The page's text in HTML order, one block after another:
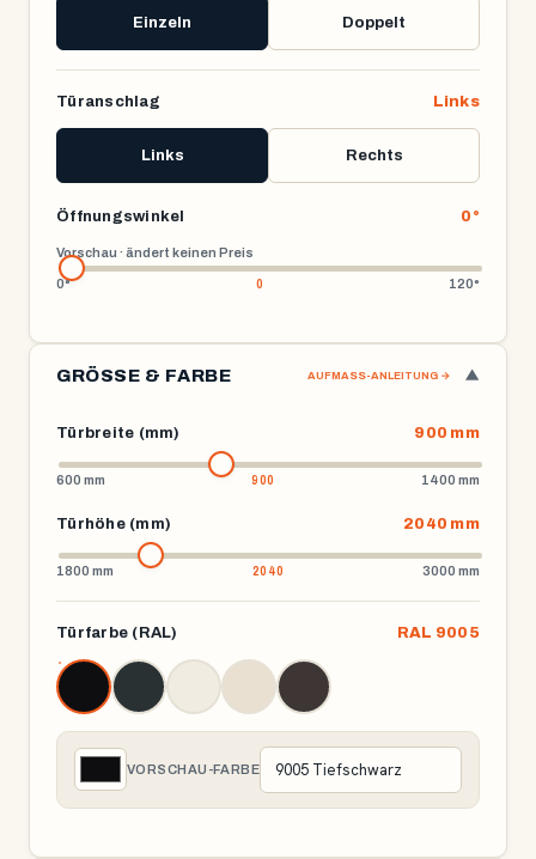
Einzeln Doppelt
Türanschlag Links
Links Rechts
Öffnungswinkel 0°
Vorschau · ändert keinen Preis
0° 120°
GRÖSSE & FARBE ▼
AUFMASS-ANLEITUNG →
Türbreite (mm) 900 mm
600 mm 1400 mm
Türhöhe (mm) 2040 mm
1800 mm 3000 mm
Türfarbe (RAL) RAL 9005
VORSCHAU-FARBE